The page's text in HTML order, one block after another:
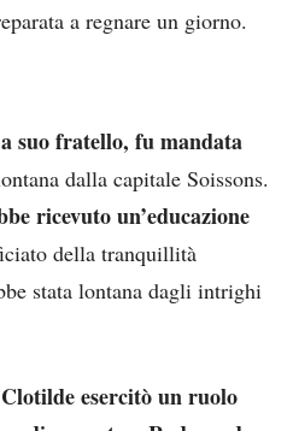
a regnare un giorno.
suo fratello, fu mandata
dalla capitale Soissons.
ricevuto un’educazione
della tranquillità
stata lontana dagli intrighi
esercitò un ruolo